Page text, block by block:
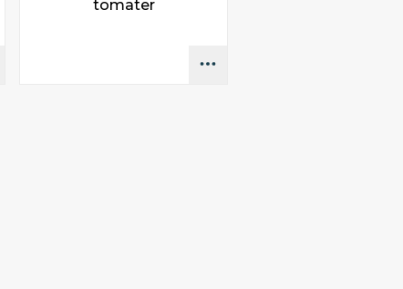
tomater